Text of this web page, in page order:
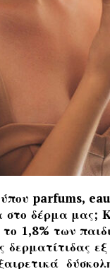
parfums, eau
δέρμα μας;
1,8% των
δερματίτιδας